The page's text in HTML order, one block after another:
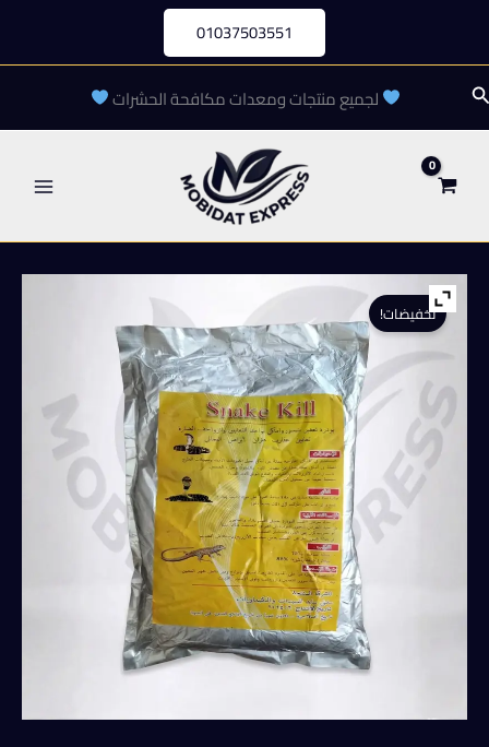
المحتوى
01037503551
البحث لجميع منتجات ومعدات مكافحة الحشرات
تخفيضات!